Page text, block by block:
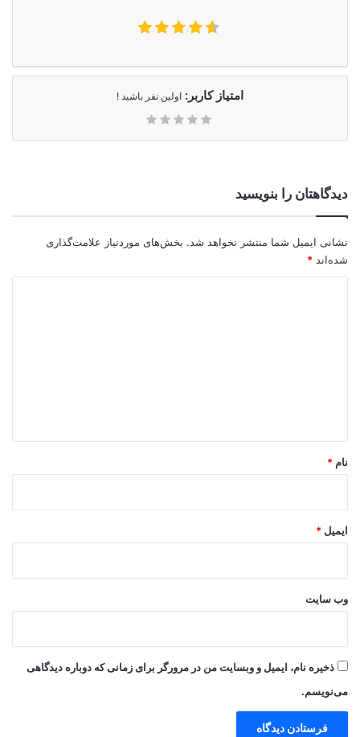
امتیاز کاربر: اولین نفر باشید !
دیدگاهتان را بنویسید
نشانی ایمیل شما منتشر نخواهد شد. بخش‌های موردنیاز علامت‌گذاری
شده‌اند *
نام *
ایمیل *
وب‌ سایت
ذخیره نام، ایمیل و وبسایت من در مرورگر برای زمانی که دوباره دیدگاهی
می‌نویسم.